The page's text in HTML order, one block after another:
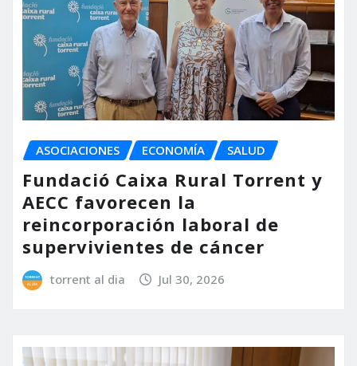
ASOCIACIONES ECONOMÍA SALUD
Fundació Caixa Rural Torrent y
AECC favorecen la
reincorporación laboral de
supervivientes de cáncer
torrent al dia Jul 30, 2026